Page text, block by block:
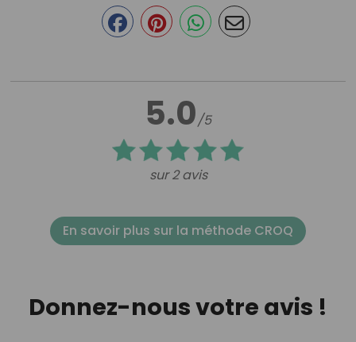
5.0/5
sur 2 avis
En savoir plus sur la méthode CROQ
Donnez-nous votre avis !